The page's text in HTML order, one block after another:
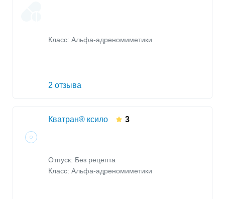
Класс: Альфа-адреномиметики
2 отзыва
Кватран® ксило 3
Отпуск: Без рецепта
Класс: Альфа-адреномиметики